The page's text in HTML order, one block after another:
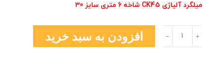
میلگرد آلیاژی CK45 شاخه 6 متری سایز 30
آلیاژی
CK45
افزودن به سبد خرید